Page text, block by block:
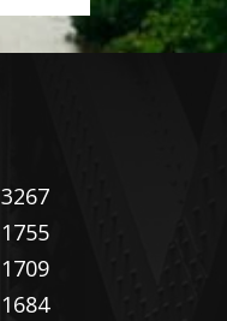
3267
1755
1709
1684